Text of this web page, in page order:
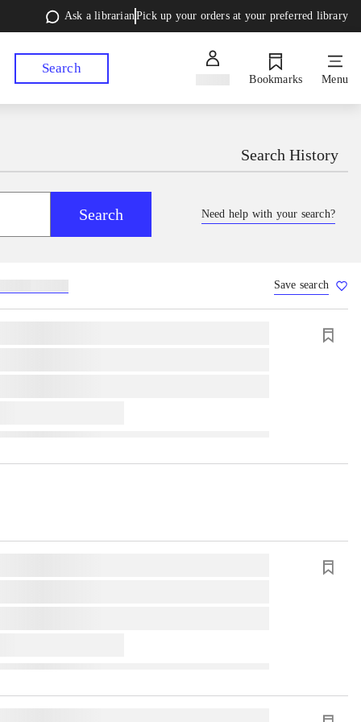
Ask a librarianPick up your orders at your preferred library
Search
Bookmarks Menu
Search History
Search Need help with your search?
Save search